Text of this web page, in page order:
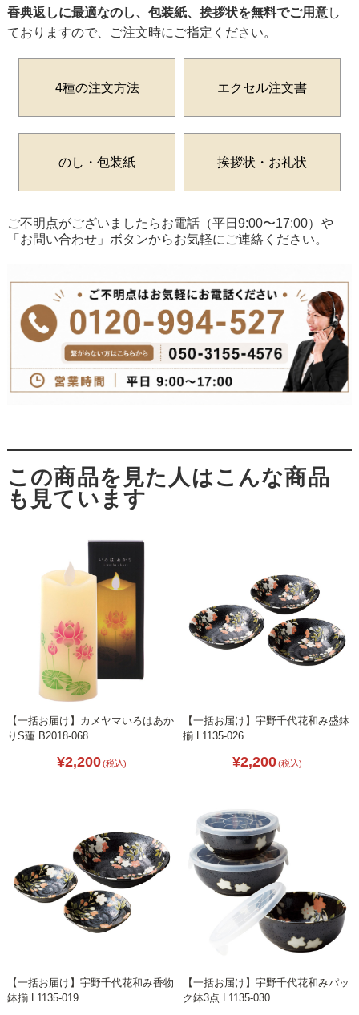
香典返しに最適なのし、包装紙、挨拶状を無料でご用意し
ておりますので、ご注文時にご指定ください。
4種の注文方法 エクセル注文書
のし・包装紙 挨拶状・お礼状
ご不明点がございましたらお電話（平日9:00〜17:00）や
「お問い合わせ」ボタンからお気軽にご連絡ください。
【一括お届け】カメヤマいろはあか
りS蓮 B2018-068
¥2,200(税込)
【一括お届け】宇野千代花和み盛鉢
揃 L1135-026
¥2,200(税込)
【一括お届け】宇野千代花和み香物
鉢揃 L1135-019
【一括お届け】宇野千代花和みパッ
ク鉢3点 L1135-030